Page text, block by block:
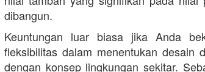
dibangun.
Keuntungan luar biasa jika Anda
fleksibilitas dalam menentukan desain
dengan konsep lingkungan sekitar.